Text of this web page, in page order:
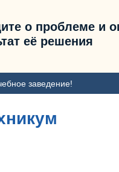
о проблеме и
её решения
заведение!